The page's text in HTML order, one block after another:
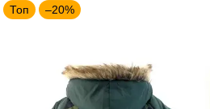
Топ –20%